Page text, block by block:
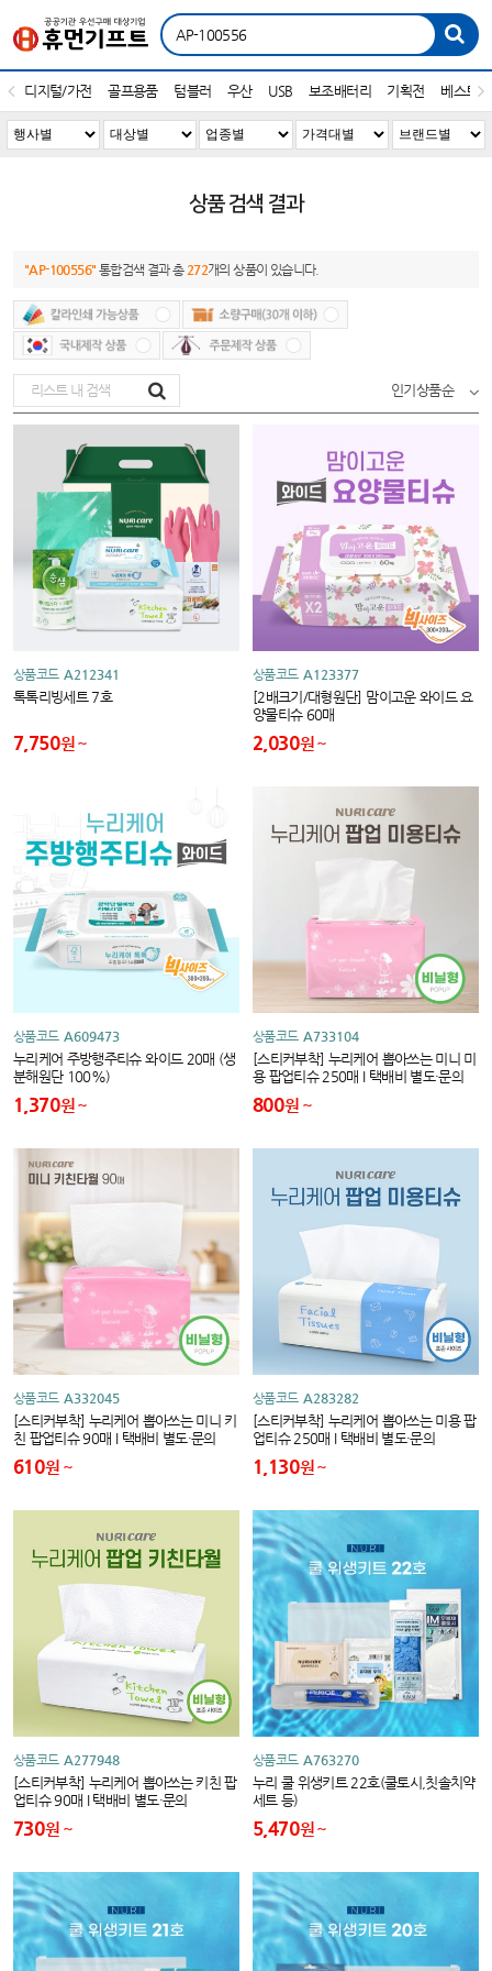
디지털/가전 골프용품 텀블러 우산 USB 보조배터리 기획전 베스트
상품 검색 결과
"AP-100556" 통합검색 결과 총 272개의 상품이 있습니다.
인기상품순
상품코드 A212341
톡톡리빙세트 7호
7,750원
상품코드 A123377
[2배크기/대형원단] 맘이고운 와이드 요
양물티슈 60매
2,030원
상품코드 A609473
누리케어 주방행주티슈 와이드 20매 (생
분해원단 100%)
1,370원
상품코드 A733104
[스티커부착] 누리케어 뽑아쓰는 미니 미
용 팝업티슈 250매 I 택배비 별도·문의
800원
상품코드 A332045
[스티커부착] 누리케어 뽑아쓰는 미니 키
친 팝업티슈 90매 I 택배비 별도·문의
610원
상품코드 A283282
[스티커부착] 누리케어 뽑아쓰는 미용 팝
업티슈 250매 I 택배비 별도·문의
1,130원
상품코드 A277948
[스티커부착] 누리케어 뽑아쓰는 키친 팝
업티슈 90매 I 택배비 별도·문의
730원
상품코드 A763270
누리 쿨 위생키트 22호(쿨토시,칫솔치약
세트 등)
5,470원